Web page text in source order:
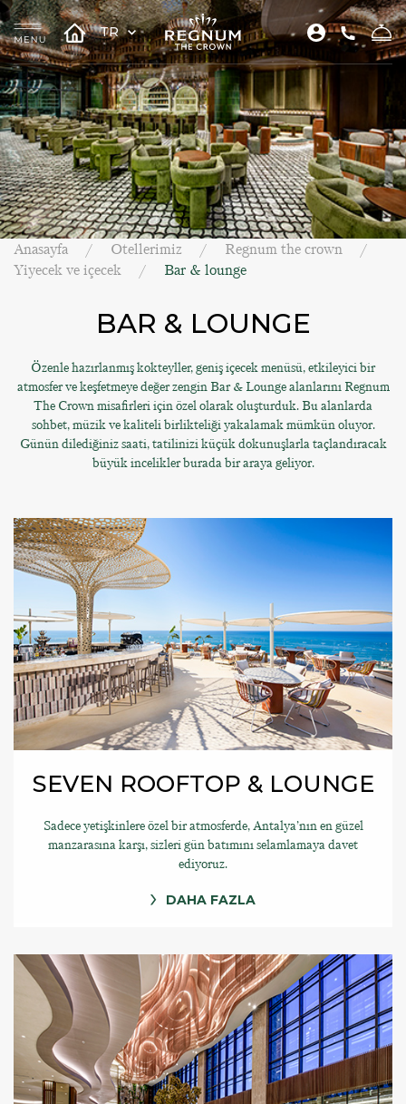
TR
Anasayfa Otellerimiz
Regnum the crown
Yiyecek ve içecek
Bar & lounge
BAR & LOUNGE
Özenle hazırlanmış kokteyller, geniş içecek menüsü, etkileyici bir
atmosfer ve keşfetmeye değer zengin Bar & Lounge alanlarını Regnum
The Crown misafirleri için özel olarak oluşturduk. Bu alanlarda
sohbet, müzik ve kaliteli birlikteliği yakalamak mümkün oluyor.
Günün dilediğiniz saati, tatilinizi küçük dokunuşlarla taçlandıracak
büyük incelikler burada bir araya geliyor.
SEVEN ROOFTOP & LOUNGE
Sadece yetişkinlere özel bir atmosferde, Antalya’nın en güzel
manzarasına karşı, sizleri gün batımını selamlamaya davet
ediyoruz.
DAHA FAZLA